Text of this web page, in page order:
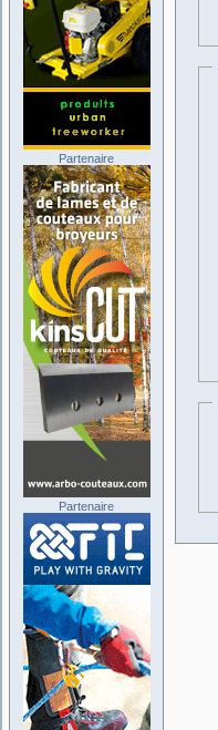
Partenaire
Partenaire